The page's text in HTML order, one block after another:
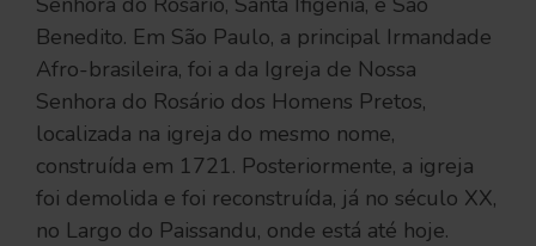
Benedito. Em São Paulo, a principal Irmandade
Afro-brasileira, foi a da Igreja de Nossa
Senhora do Rosário dos Homens Pretos,
localizada na igreja do mesmo nome,
construída em 1721. Posteriormente, a igreja
foi demolida e foi reconstruída, já no século XX,
no Largo do Paissandu, onde está até hoje.